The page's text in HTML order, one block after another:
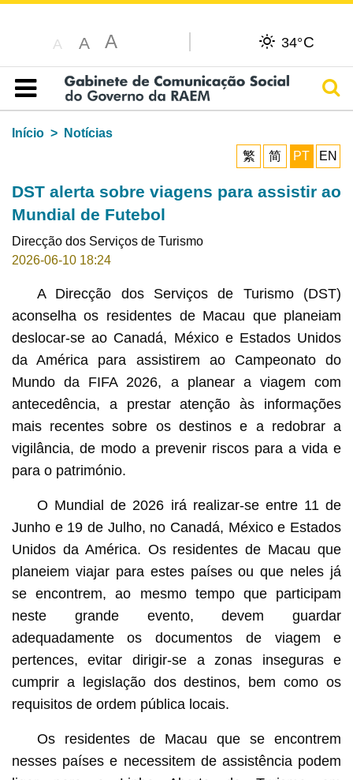
A A A 34°C
Índice
Início
Notícias
繁
简 PT EN
DST alerta sobre viagens para assistir ao
Mundial de Futebol
Direcção dos Serviços de Turismo
2026-06-10 18:24
A Direcção dos Serviços de Turismo (DST)
aconselha os residentes de Macau que planeiam
deslocar-se ao Canadá, México e Estados Unidos
da América para assistirem ao Campeonato do
Mundo da FIFA 2026, a planear a viagem com
antecedência, a prestar atenção às informações
mais recentes sobre os destinos e a redobrar a
vigilância, de modo a prevenir riscos para a vida e
para o património.
O Mundial de 2026 irá realizar-se entre 11 de
Junho e 19 de Julho, no Canadá, México e Estados
Unidos da América. Os residentes de Macau que
planeiem viajar para estes países ou que neles já
se encontrem, ao mesmo tempo que participam
neste grande evento, devem guardar
adequadamente os documentos de viagem e
pertences, evitar dirigir-se a zonas inseguras e
cumprir a legislação dos destinos, bem como os
requisitos de ordem pública locais.
Os residentes de Macau que se encontrem
nesses países e necessitem de assistência podem